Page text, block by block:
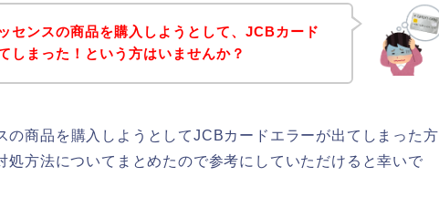
センスの商品を購入しようとして、JCBカード
しまった！という方はいませんか？
の商品を購入しようとしてJCBカードエラーが出てしまった方
処方法についてまとめたので参考にしていただけると幸いで